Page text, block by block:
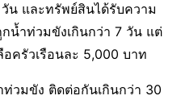
น และทรัพย์สินได้รับความ
น้ำท่วมขังเกินกว่า 7 วัน แต่
ครัวเรือนละ 5,000 บาท
วมขัง ติดต่อกันเกินกว่า 30